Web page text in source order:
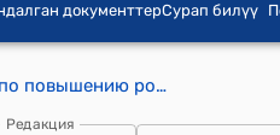
документтерСурап билүү
Указ Президента КР от 20 марта 1996 года УП №103 "О мерах по повышению роли и ответственности глав местных государственных администраций и местного самоуправления"
Редакция